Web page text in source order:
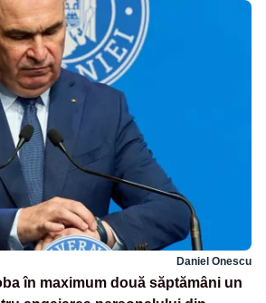
Daniel Onescu
în maximum două săptămâni un